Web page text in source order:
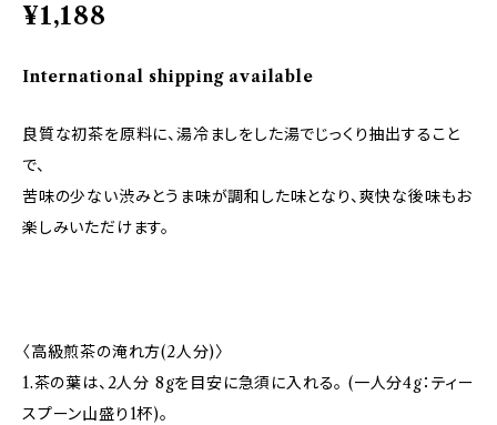
¥1,188
International shipping available
良質な初茶を原料に、湯冷ましをした湯でじっくり抽出すること
で、
苦味の少ない渋みとうま味が調和した味となり、爽快な後味もお
楽しみいただけます。
〈高級煎茶の淹れ方(2人分)〉
1.茶の葉は、2人分 8gを目安に急須に入れる。 (一人分4g：ティー
スプーン山盛り1杯)。